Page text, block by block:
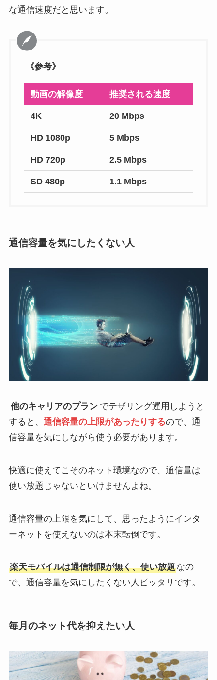
な通信速度だと思います。
《参考》
動画の解像度 推奨される速度
4K 20 Mbps
HD 1080p 5 Mbps
HD 720p 2.5 Mbps
SD 480p 1.1 Mbps
通信容量を気にしたくない人
他のキャリアのプラン でテザリング運用しようと
すると、 通信容量の上限があったりするので、通
信容量を気にしながら使う必要があります。
快適に使えてこそのネット環境なので、通信量は
使い放題じゃないといけませんよね。
通信容量の上限を気にして、思ったようにインタ
ーネットを使えないのは本末転倒です。
楽天モバイルは通信制限が無く、使い放題なの
で、通信容量を気にしたくない人ピッタリです。
毎月のネット代を抑えたい人